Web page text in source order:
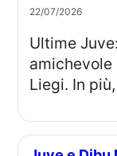
22/07/2026
Ultime Juve: allenamenti in corso e
Liegi. In